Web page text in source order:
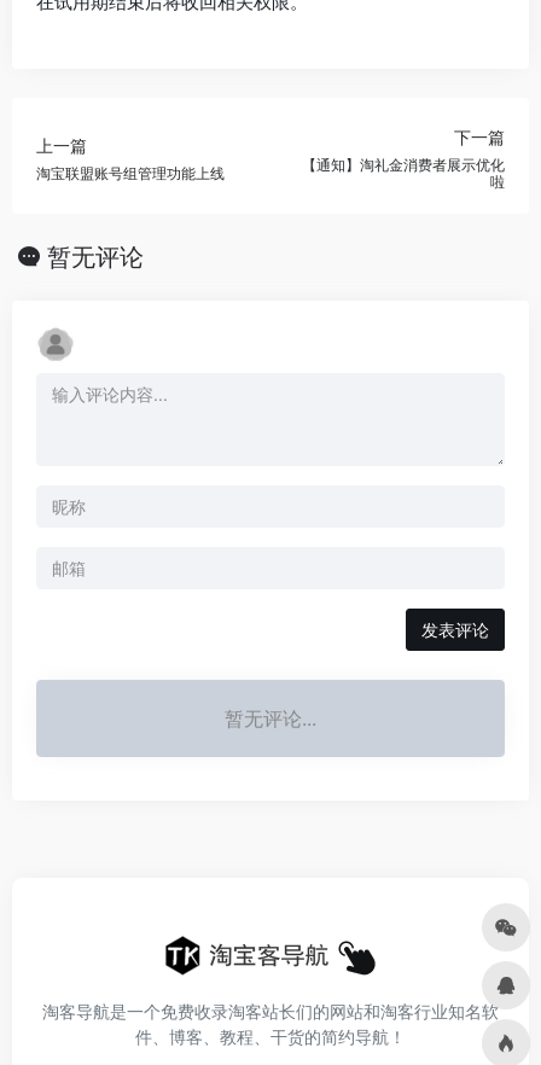
上一篇
淘宝联盟账号组管理功能上线
下一篇
【通知】淘礼金消费者展示优化
啦
暂无评论
发表评论
暂无评论...
淘客导航是一个免费收录淘客站长们的网站和淘客行业知名软
件、博客、教程、干货的简约导航！